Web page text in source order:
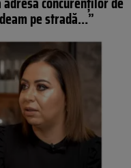
pe stradă…”